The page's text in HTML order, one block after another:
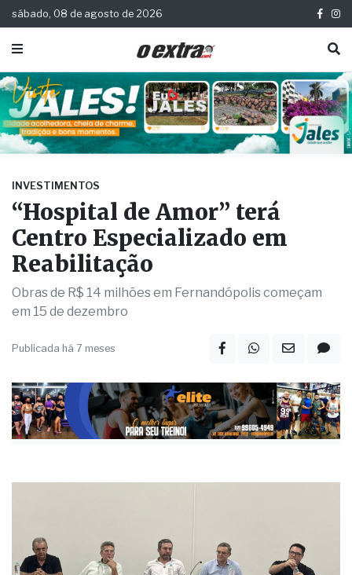
sábado, 08 de agosto de 2026
INVESTIMENTOS
“Hospital de Amor” terá
Centro Especializado em
Reabilitação
Obras de R$ 14 milhões em Fernandópolis começam